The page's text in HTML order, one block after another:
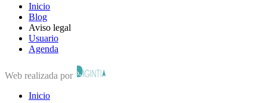
Inicio
Blog
Aviso legal
Usuario
Agenda
Web realizada por
Inicio